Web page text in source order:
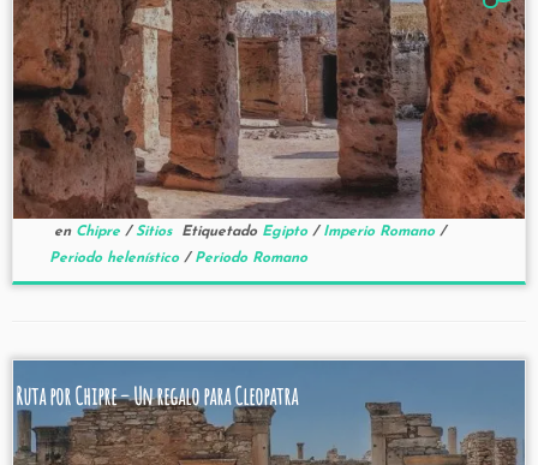
en Chipre / Sitios Etiquetado Egipto / Imperio Romano /
Periodo helenístico / Periodo Romano
Ruta por Chipre – Un regalo para Cleopatra